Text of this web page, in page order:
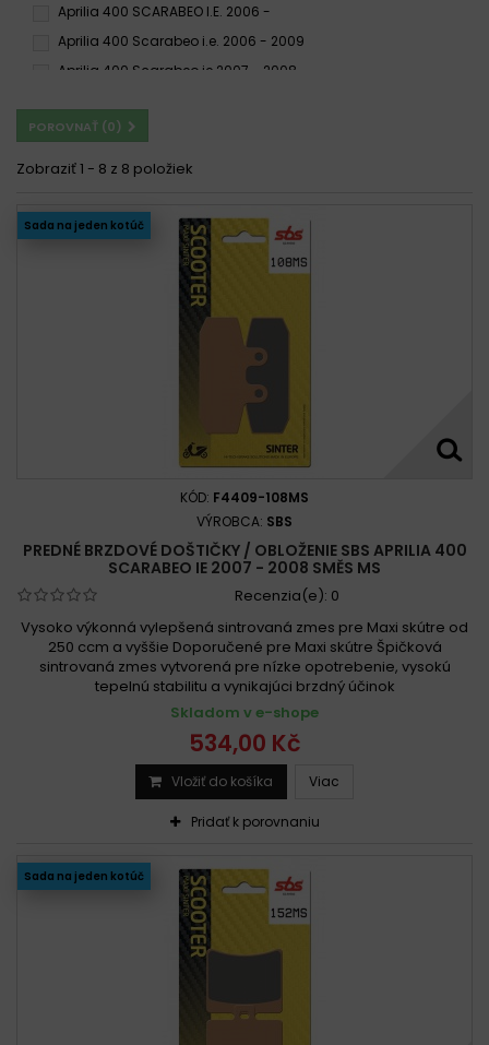
Aprilia 400 SCARABEO I.E. 2006 -
Aprilia 400 Scarabeo i.e. 2006 - 2009
Aprilia 400 Scarabeo ie 2007 - 2008
POROVNAŤ (0)
Zobraziť 1 - 8 z 8 položiek
Sada na jeden kotúč
KÓD: F4409-108MS
VÝROBCA: SBS
PREDNÉ BRZDOVÉ DOŠTIČKY / OBLOŽENIE SBS APRILIA 400
SCARABEO IE 2007 - 2008 SMĚS MS
Recenzia(e): 0
Vysoko výkonná vylepšená sintrovaná zmes pre Maxi skútre od
250 ccm a vyššie Doporučené pre Maxi skútre Špičková
sintrovaná zmes vytvorená pre nízke opotrebenie, vysokú
tepelnú stabilitu a vynikajúci brzdný účinok
Skladom v e-shope
534,00 Kč
Vložiť do košíka Viac
Pridať k porovnaniu
Sada na jeden kotúč